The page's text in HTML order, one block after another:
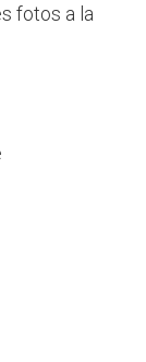
fotos a la